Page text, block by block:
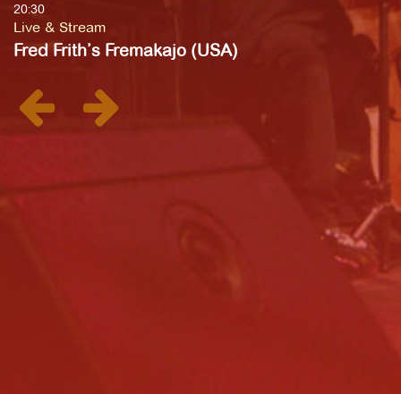
20:30
Live & Stream
Fred Frith’s Fremakajo (USA)